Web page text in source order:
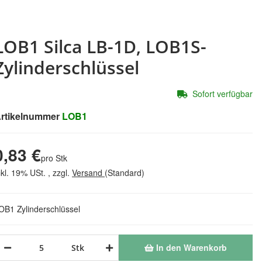
Silca LB-1D, LOB1S-
LOB1
Zylinderschlüssel
€pro Stk
19% USt. , zzgl. Versand (Standard)
Stk In den Warenkorb
Sofort verfügbar